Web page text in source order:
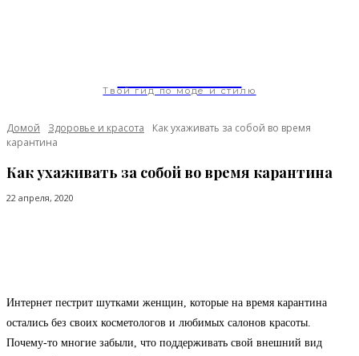
Твой гид по моде и стилю
Домой Здоровье и красота
Как ухаживать за собой во время
карантина
Как ухаживать за собой во время карантина
22 апреля, 2020
Интернет пестрит шутками женщин, которые на время карантина
остались без своих косметологов и любимых салонов красоты.
Почему-то многие забыли, что поддерживать свой внешний вид